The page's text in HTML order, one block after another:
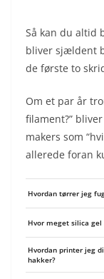
Så kan du altid
bliver sjældent
de første to
Om et par år
filament?”
makers som
allerede foran
Hvordan tørrer jeg
dehydrator med
50°C i 2-6 timer,
lavt først (40-50°C)
køle i lukket boks før
Hvor meget silica
liter) klarer sig ofte
200 g fordelt jævnt.
Hvordan printer jeg
hakker?